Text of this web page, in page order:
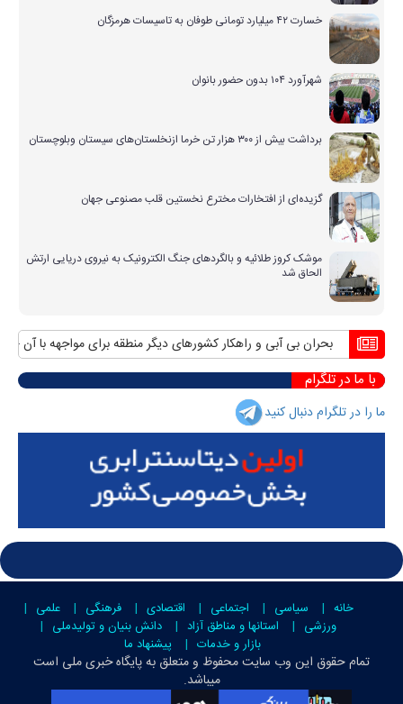
خسارت ۴۲ میلیارد تومانی طوفان به تاسیسات هرمزگان
شهرآورد ۱۰۴ بدون حضور بانوان
برداشت بیش از ۳۰۰ هزار تن خرما ازنخلستان‌های سیستان وبلوچستان
گزیده‌ای از افتخارات مخترع نخستین قلب مصنوعی جهان
موشک کروز طلائیه و بالگردهای جنگ الکترونیک به نیروی دریایی ارتش
الحاق شد
بحران بی آبی و راهکار کشورهای دیگر منطقه برای مواجهه با آن
با ما در تلگرام
ما را در تلگرام دنبال کنید
خانه سیاسی اجتماعی اقتصادی فرهنگی
علمی
ورزشی
استانها و مناطق آزاد
دانش بنیان و تولیدملی
بازار و خدمات
پیشنهاد ما
تمام حقوق این وب سایت محفوظ و متعلق بهپایگاه خبری ملی است
میباشد.